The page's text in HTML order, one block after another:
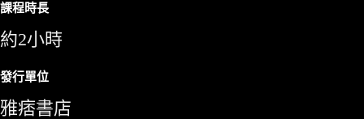
課程時長
約2小時
發行單位
雅痞書店